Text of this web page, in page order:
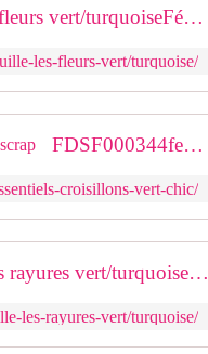
feuille Les fleurs vert/turquoiseFée du Scrap
les-fleurs-vert/turquoise/
FDSF000344feuille les essentiels croisillons vert chicfee du scrap
croisillons-vert-chic/
feuille Les rayures vert/turquoiseFée du Scrap
les-rayures-vert/turquoise/